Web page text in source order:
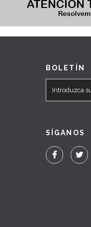
BOLETÍN
SÍGANOS